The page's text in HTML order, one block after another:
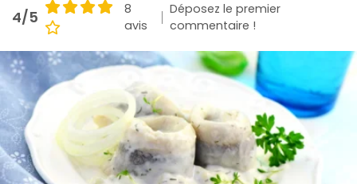
Connexion
4/5
8
avis
Déposez le premier
commentaire !